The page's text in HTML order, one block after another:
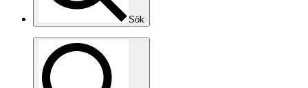
Sök